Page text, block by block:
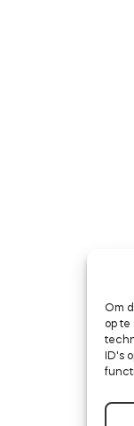
Om
op
ID's